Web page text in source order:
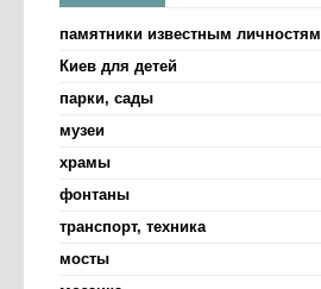
памятники известным личностям
Киев для детей
парки, сады
музеи
храмы
фонтаны
транспорт, техника
мосты